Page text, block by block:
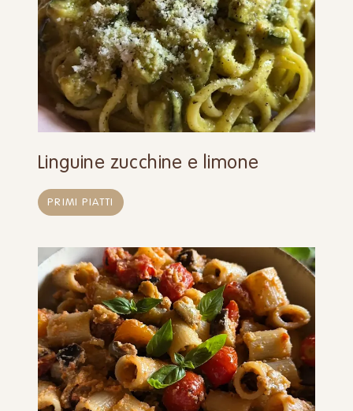
Linguine zucchine e limone
PRIMI PIATTI